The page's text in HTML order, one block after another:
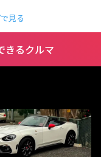
見る
きるクルマ